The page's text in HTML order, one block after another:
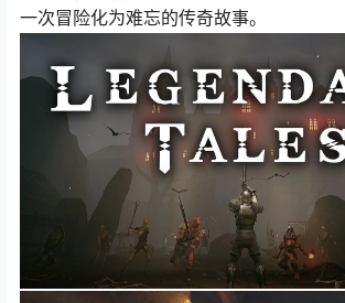
一次冒险化为难忘的传奇故事。